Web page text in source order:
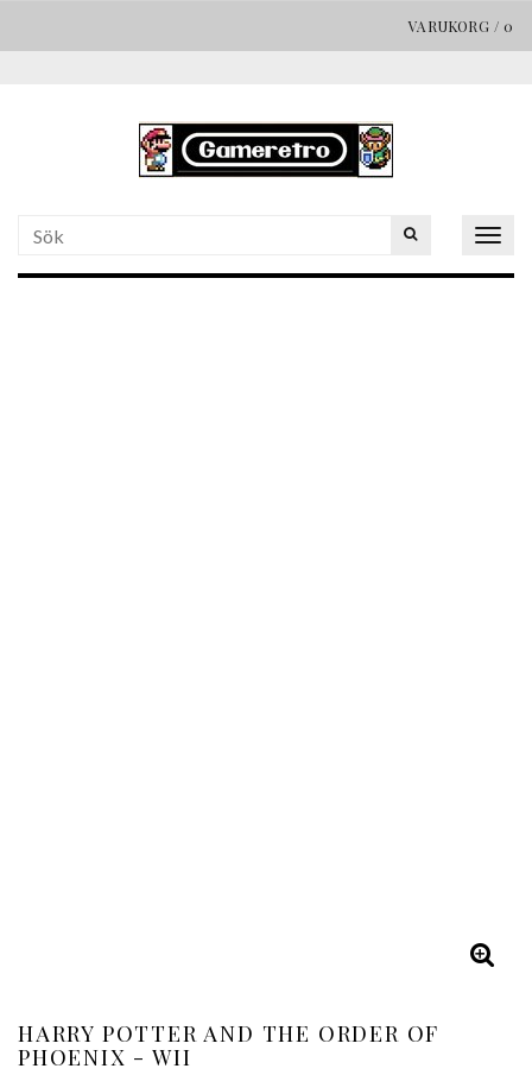
VARUKORG / 0
HARRY POTTER AND THE ORDER OF
PHOENIX - WII